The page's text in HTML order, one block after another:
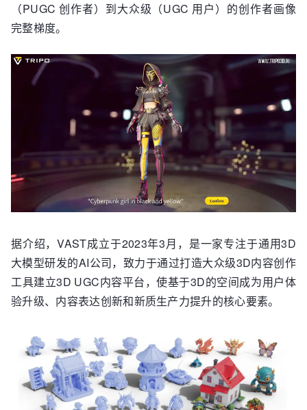
（PUGC 创作者）到大众级（UGC 用户）的创作者画像
完整梯度。
据介绍，VAST成立于2023年3月，是一家专注于通用3D
大模型研发的AI公司，致力于通过打造大众级3D内容创作
工具建立3D UGC内容平台，使基于3D的空间成为用户体
验升级、内容表达创新和新质生产力提升的核心要素。